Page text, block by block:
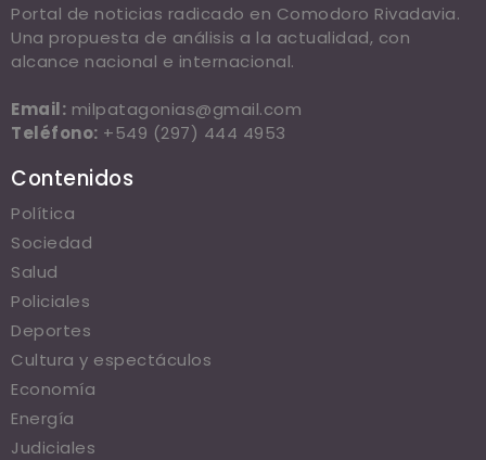
Portal de noticias radicado en Comodoro Rivadavia.
Una propuesta de análisis a la actualidad, con
alcance nacional e internacional.
Email: milpatagonias@gmail.com
Teléfono: +549 (297) 444 4953
Contenidos
Política
Sociedad
Salud
Policiales
Deportes
Cultura y espectáculos
Economía
Energía
Judiciales